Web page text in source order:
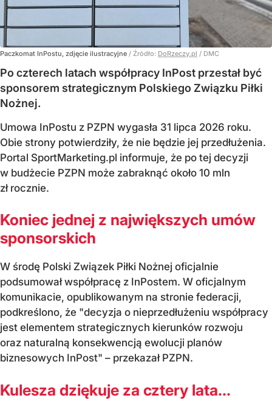
Paczkomat InPostu, zdjęcie ilustracyjne / Źródło: DoRzeczy.pl / DMC
Po czterech latach współpracy InPost przestał być
sponsorem strategicznym Polskiego Związku Piłki
Nożnej.
Umowa InPostu z PZPN wygasła 31 lipca 2026 roku.
Obie strony potwierdziły, że nie będzie jej przedłużenia.
Portal SportMarketing.pl informuje, że po tej decyzji
w budżecie PZPN może zabraknąć około 10 mln
zł rocznie.
Koniec jednej z największych umów
sponsorskich
W środę Polski Związek Piłki Nożnej oficjalnie
podsumował współpracę z InPostem. W oficjalnym
komunikacie, opublikowanym na stronie federacji,
podkreślono, że "decyzja o nieprzedłużeniu współpracy
jest elementem strategicznych kierunków rozwoju
oraz naturalną konsekwencją ewolucji planów
biznesowych InPost" – przekazał PZPN.
Kulesza dziękuje za cztery lata...